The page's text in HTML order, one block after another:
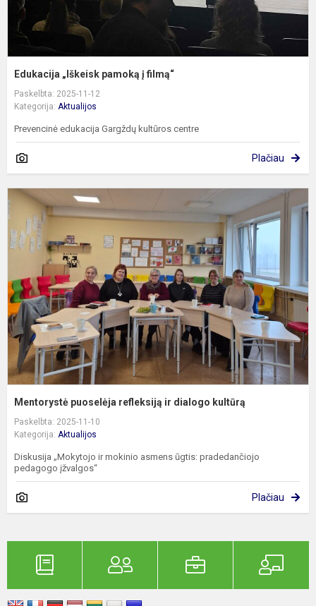
Edukacija „Iškeisk pamoką į filmą“
Paskelbta: 2025-11-12
Kategorija: Aktualijos
Prevencinė edukacija Gargždų kultūros centre
Plačiau
Mentorystė puoselėja refleksiją ir dialogo kultūrą
Paskelbta: 2025-11-10
Kategorija: Aktualijos
Diskusija „Mokytojo ir mokinio asmens ūgtis: pradedančiojo
pedagogo įžvalgos“
Plačiau